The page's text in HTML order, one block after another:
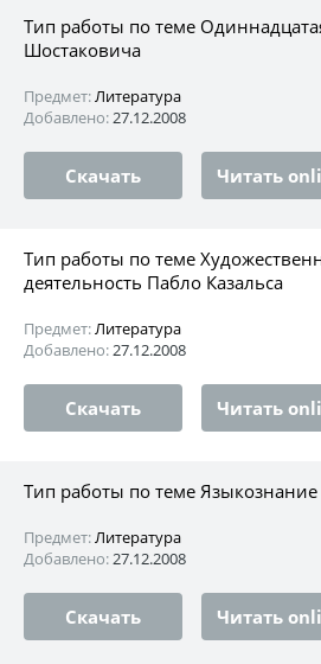
Тип работы по теме
Шостаковича
Предмет:Литература
Добавлено:27.12.2008
Скачать Читать
Тип работы по теме
деятельность Пабло Казальса
Предмет:Литература
Добавлено:27.12.2008
Скачать Читать
Тип работы по теме Языкознание
Предмет:Литература
Добавлено:27.12.2008
Скачать Читать